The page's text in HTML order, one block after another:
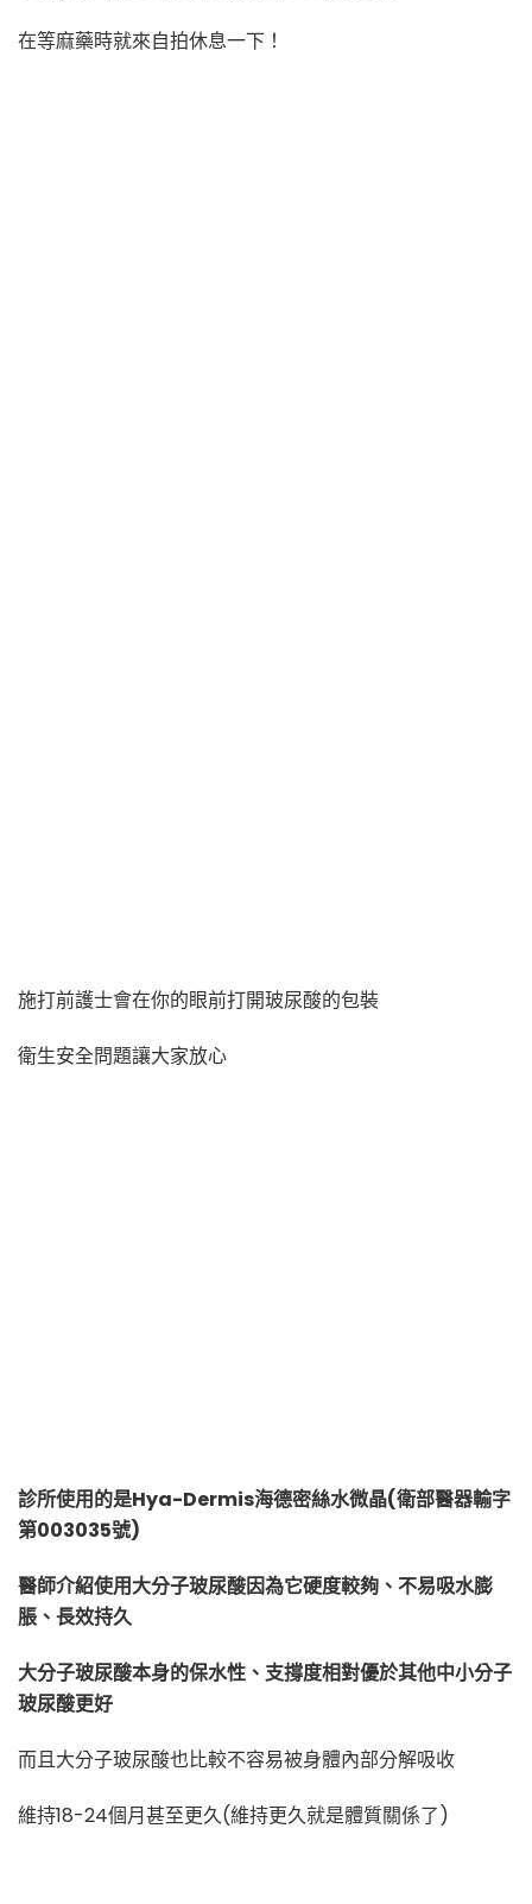
在等麻藥時就來自拍休息一下！
施打前護士會在你的眼前打開玻尿酸的包裝
衛生安全問題讓大家放心
診所使用的是Hya-Dermis海德密絲水微晶(衛部醫器輸字
第003035號)
醫師介紹使用大分子玻尿酸因為它硬度較夠、不易吸水膨
脹、長效持久
大分子玻尿酸本身的保水性、支撐度相對優於其他中小分子
玻尿酸更好
而且大分子玻尿酸也比較不容易被身體內部分解吸收
維持18-24個月甚至更久(維持更久就是體質關係了)